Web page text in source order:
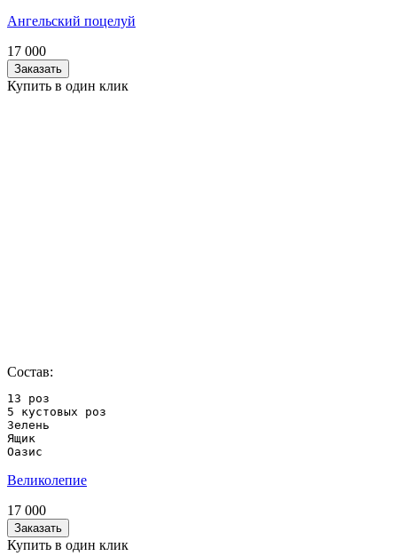
Ангельский поцелуй
17 000
Заказать
Купить в один клик
Состав:
13 роз
5 кустовых роз
Зелень
Ящик
Оазис
Великолепие
17 000
Заказать
Купить в один клик